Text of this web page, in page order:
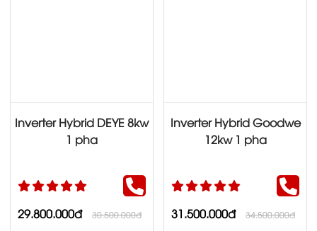
Inverter Hybrid DEYE 8kw
1 pha
29.800.000đ 30.500.000đ
Inverter Hybrid Goodwe
12kw 1 pha
31.500.000đ 34.500.000đ